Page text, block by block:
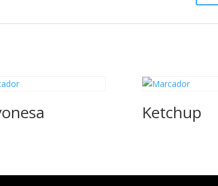
Ketchup